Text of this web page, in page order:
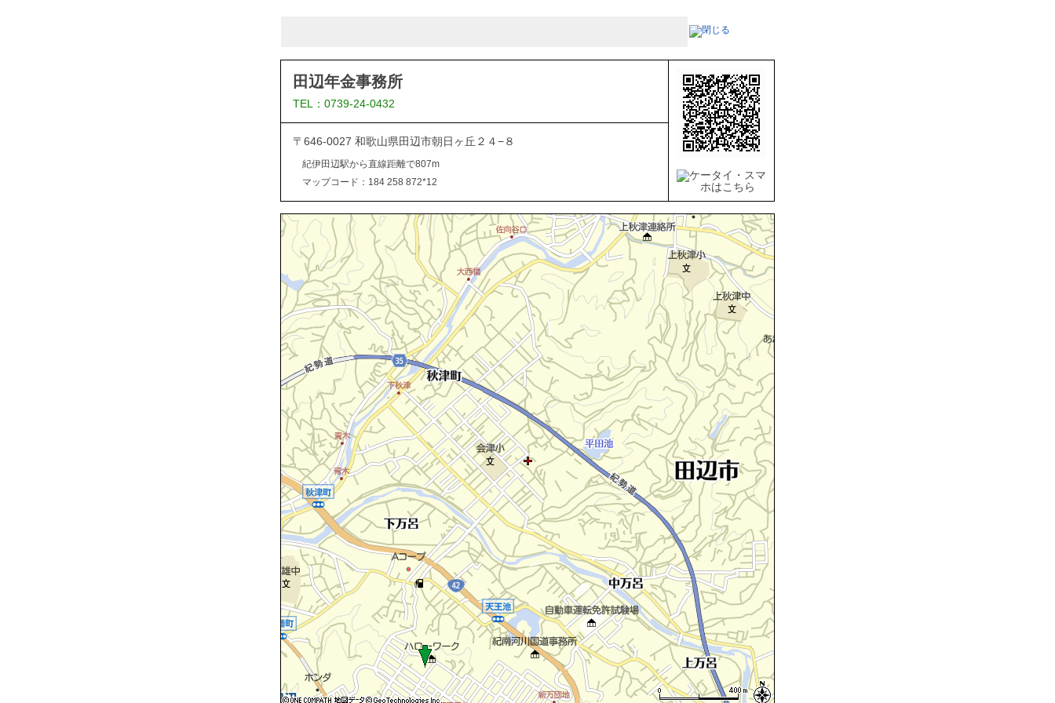
田辺年金事務所
TEL：0739-24-0432
〒646-0027 和歌山県田辺市朝日ヶ丘２４−８
紀伊田辺駅から直線距離で807m
マップコード：184 258 872*12